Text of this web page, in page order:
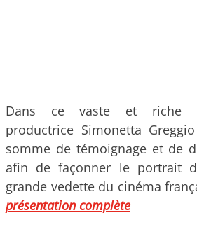
Dans ce vaste et riche
productrice Simonetta
somme de témoignage et de
afin de façonner le portrait
grande vedette du cinéma
présentation complète